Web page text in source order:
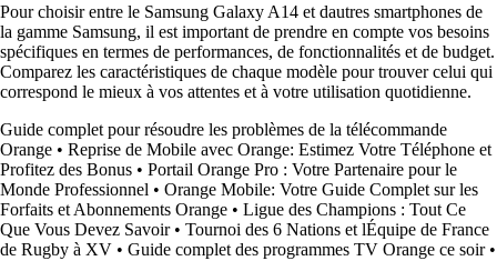
Pour choisir entre le Samsung Galaxy A14 et dautres smartphones de
la gamme Samsung, il est important de prendre en compte vos besoins
spécifiques en termes de performances, de fonctionnalités et de budget.
Comparez les caractéristiques de chaque modèle pour trouver celui qui
correspond le mieux à vos attentes et à votre utilisation quotidienne.
Guide complet pour résoudre les problèmes de la télécommande
Orange • Reprise de Mobile avec Orange: Estimez Votre Téléphone et
Profitez des Bonus • Portail Orange Pro : Votre Partenaire pour le
Monde Professionnel • Orange Mobile: Votre Guide Complet sur les
Forfaits et Abonnements Orange • Ligue des Champions : Tout Ce
Que Vous Devez Savoir• Tournoi des 6 Nations et lÉquipe de France
de Rugby à XV • Guide complet des programmes TV Orange ce soir•